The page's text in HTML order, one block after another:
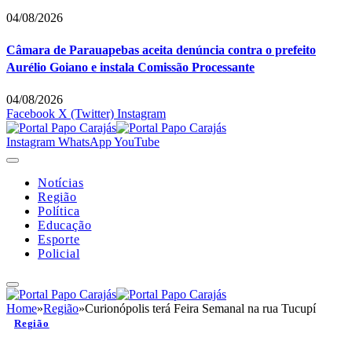
04/08/2026
Câmara de Parauapebas aceita denúncia contra o prefeito
Aurélio Goiano e instala Comissão Processante
04/08/2026
Facebook X (Twitter) Instagram
Instagram WhatsAppYouTube
Notícias
Região
Política
Educação
Esporte
Policial
Home»Região»Curionópolis terá Feira Semanal na rua Tucupí
Região